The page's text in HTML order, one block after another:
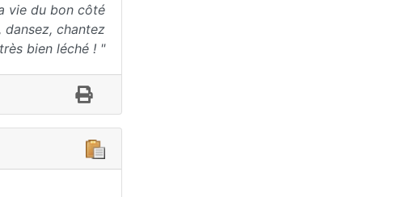
vie du bon côté
dansez, chantez
bien léché ! "